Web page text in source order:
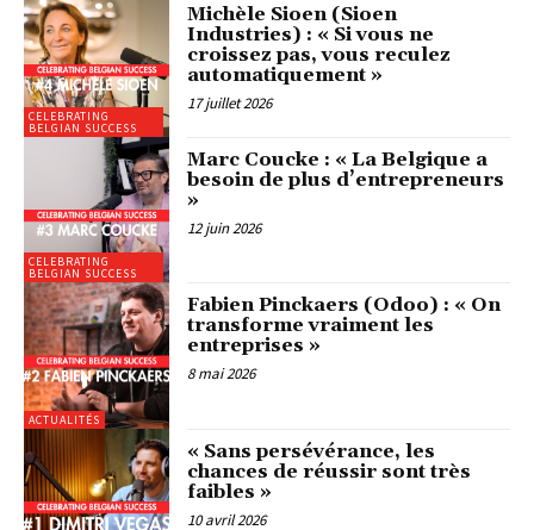
CELEBRATING
BELGIAN SUCCESS
Michèle Sioen (Sioen
Industries) : « Si vous ne
croissez pas, vous reculez
automatiquement »
17 juillet 2026
CELEBRATING
BELGIAN SUCCESS
Marc Coucke : « La Belgique a
besoin de plus d’entrepreneurs
»
12 juin 2026
ACTUALITÉS
Fabien Pinckaers (Odoo) : « On
transforme vraiment les
entreprises »
8 mai 2026
« Sans persévérance, les
chances de réussir sont très
faibles »
10 avril 2026